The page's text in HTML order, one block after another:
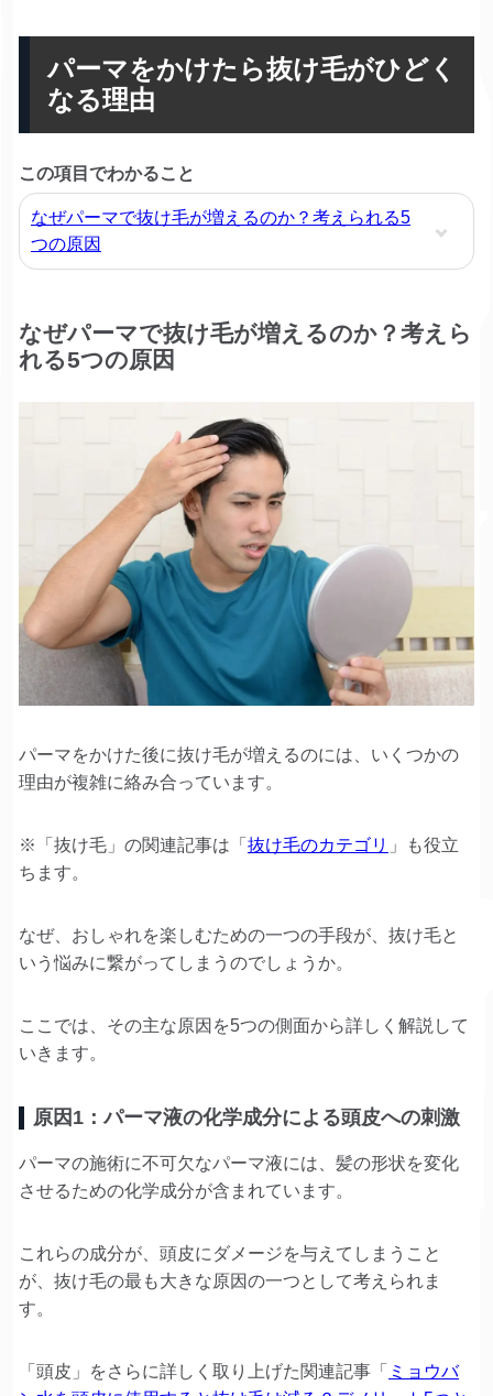
パーマをかけたら抜け毛がひどく
なる理由
この項目でわかること
なぜパーマで抜け毛が増えるのか？考えられる5
つの原因
なぜパーマで抜け毛が増えるのか？考えら
れる5つの原因
パーマをかけた後に抜け毛が増えるのには、いくつかの
理由が複雑に絡み合っています。
※「抜け毛」の関連記事は「 抜け毛のカテゴリ 」も役立
ちます。
なぜ、おしゃれを楽しむための一つの手段が、抜け毛と
いう悩みに繋がってしまうのでしょうか。
ここでは、その主な原因を5つの側面から詳しく解説して
いきます。
原因1：パーマ液の化学成分による頭皮への刺激
パーマの施術に不可欠なパーマ液には、髪の形状を変化
させるための化学成分が含まれています。
これらの成分が、頭皮にダメージを与えてしまうこと
が、抜け毛の最も大きな原因の一つとして考えられま
す。
「頭皮」をさらに詳しく取り上げた関連記事「 ミョウバ